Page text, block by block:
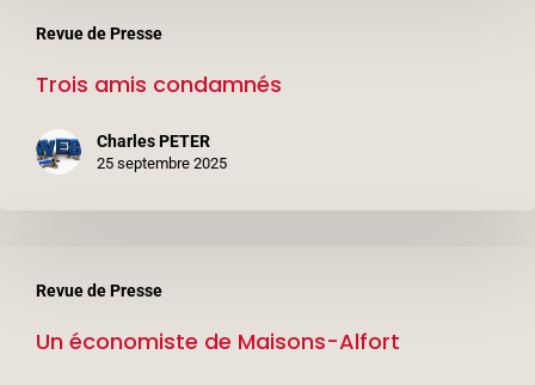
Revue de Presse
amis
condamnés
Trois amis condamnés
Charles PETER
25 septembre 2025
Revue de Presse
économiste
Un économiste de Maisons-Alfort